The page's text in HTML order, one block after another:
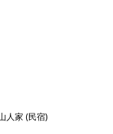
人家 (民宿)